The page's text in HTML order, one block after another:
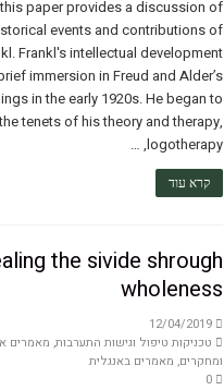
על המשמר
על אחריות
paper provides a discussion of
events and contributions of
Frankl's intellectual development
immersion in Freud and Alder’s
in the early 1920s. He began to
tenets of his theory and therapy,
logotherapy, …
קרא עוד
the sivide shrough
wholeness
12/04/2019
טכניקות טיפול וגישות התערבות, מאמרים
ומחקרים, מאמרים באנגלית
0